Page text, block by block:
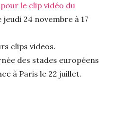
le clip vidéo du
24 novembre à 17
clips videos.
des stades européens
à Paris le 22 juillet.